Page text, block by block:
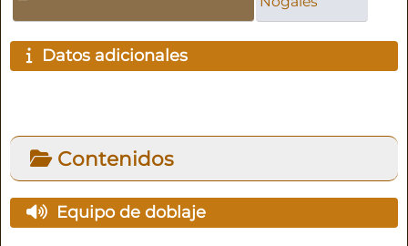
Datos adicionales
Contenidos
Equipo de doblaje